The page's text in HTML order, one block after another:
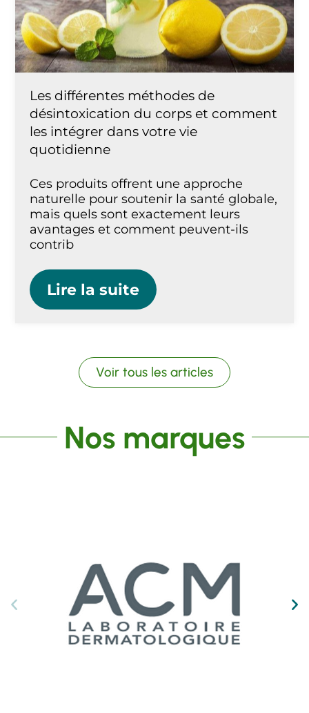
Les différentes méthodes de
désintoxication du corps et comment
les intégrer dans votre vie
quotidienne
Ces produits offrent une approche
naturelle pour soutenir la santé globale,
mais quels sont exactement leurs
avantages et comment peuvent-ils
contrib
Lire la suite
Voir tous les articles
Nos marques